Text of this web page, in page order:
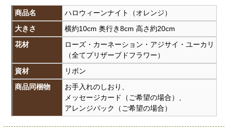
商品名
ハロウィーンナイト（オレンジ）
大きさ
横約10cm 奥行き8cm 高さ約20cm
花材
ローズ・カーネーション・アジサイ・ユーカリ
（全てプリザーブドフラワー）
資材
リボン
商品同梱物
お手入れのしおり、
メッセージカード（ご希望の場合）、
アレンジバック（ご希望の場合）